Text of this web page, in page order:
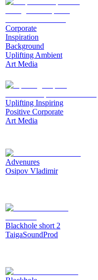
Corporate
Inspiration
Background
Uplifting Ambient
Art Media
Uplifting Inspiring
Positive Corporate
Art Media
Advenures
Osipov Vladimir
Blackhole short 2
TaigaSoundProd